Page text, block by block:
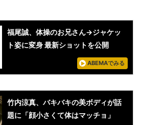
福尾誠、体操のお兄さん→ジャケッ
ト姿に変身 最新ショットを公開
ABEMAでみる
竹内涼真、バキバキの美ボディが話
題に「顔小さくて体はマッチョ」